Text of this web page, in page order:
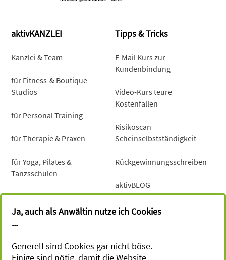
Ja, auch als Anwältin nutze ich Cookies
...
Generell sind Cookies gar nicht böse.
Einige sind nötig, damit die Website
aktivKANZLEI
Kanzlei & Team
für Fitness-& Boutique-
Studios
für Personal Training
für Therapie & Praxen
für Yoga, Pilates &
Tanzsschulen
für Mind-Coaches &
Gesundheitsberater
Camps
Tipps & Tricks
E-Mail Kurs zur
Kundenbindung
Video-Kurs teure
Kostenfallen
Risikoscan
Scheinselbstständigkeit
Rückgewinnungsschreiben
aktivBLOG
Newsletter